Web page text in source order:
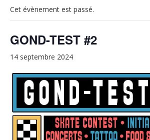
Cet évènement est passé.
GOND-TEST #2
14 septembre 2024